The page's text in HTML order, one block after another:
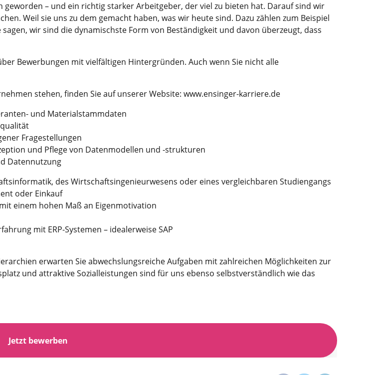
– und ein richtig starker Arbeitgeber, der viel zu bieten hat. Darauf sind wir
Weil sie uns zu dem gemacht haben, was wir heute sind. Dazu zählen zum Beispiel
wir sind die dynamischste Form von Beständigkeit und davon überzeugt, dass
Bewerbungen mit vielfältigen Hintergründen. Auch wenn Sie nicht alle
stehen, finden Sie auf unserer Website: www.ensinger-karriere.de
und Materialstammdaten
Fragestellungen
und Pflege von Datenmodellen und -strukturen
Datennutzung
des Wirtschaftsingenieurwesens oder eines vergleichbaren Studiengangs
oder Einkauf
einem hohen Maß an Eigenmotivation
mit ERP-Systemen – idealerweise SAP
erwarten Sie abwechslungsreiche Aufgaben mit zahlreichen Möglichkeiten zur
und attraktive Sozialleistungen sind für uns ebenso selbstverständlich wie das